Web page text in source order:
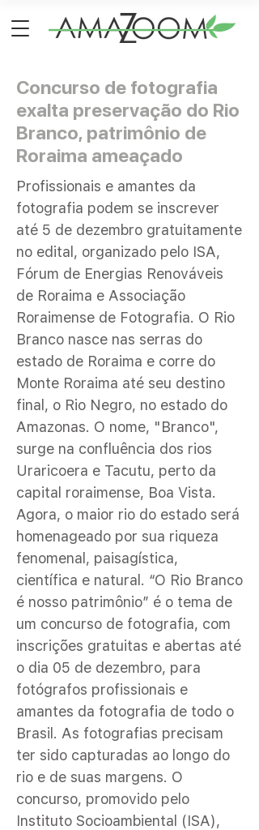
Concurso de fotografia
exalta preservação do Rio
Branco, patrimônio de
Roraima ameaçado
Profissionais e amantes da
fotografia podem se inscrever
até 5 de dezembro gratuitamente
no edital, organizado pelo ISA,
Fórum de Energias Renováveis
de Roraima e Associação
Roraimense de Fotografia. O Rio
Branco nasce nas serras do
estado de Roraima e corre do
Monte Roraima até seu destino
final, o Rio Negro, no estado do
Amazonas. O nome, "Branco",
surge na confluência dos rios
Uraricoera e Tacutu, perto da
capital roraimense, Boa Vista.
Agora, o maior rio do estado será
homenageado por sua riqueza
fenomenal, paisagística,
científica e natural. “O Rio Branco
é nosso patrimônio” é o tema de
um concurso de fotografia, com
inscrições gratuitas e abertas até
o dia 05 de dezembro, para
fotógrafos profissionais e
amantes da fotografia de todo o
Brasil. As fotografias precisam
ter sido capturadas ao longo do
rio e de suas margens. O
concurso, promovido pelo
Instituto Socioambiental (ISA),